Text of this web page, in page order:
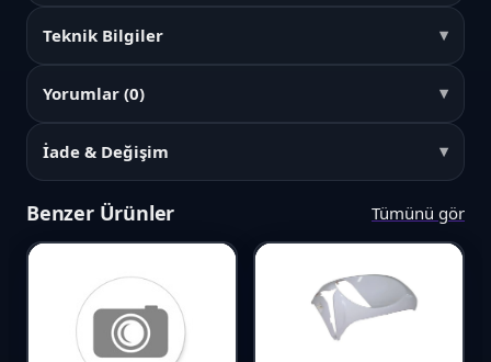
Teknik Bilgiler
Yorumlar (0)
İade & Değişim
Benzer Ürünler Tümünü gör
Favori
Karşılaştır